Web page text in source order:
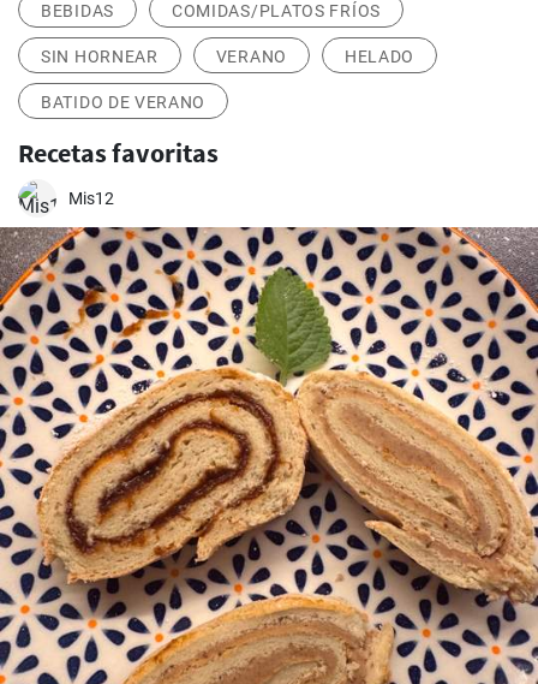
BEBIDAS COMIDAS/PLATOS FRÍOS
SIN HORNEAR VERANO HELADO
BATIDO DE VERANO
Recetas favoritas
Mis12